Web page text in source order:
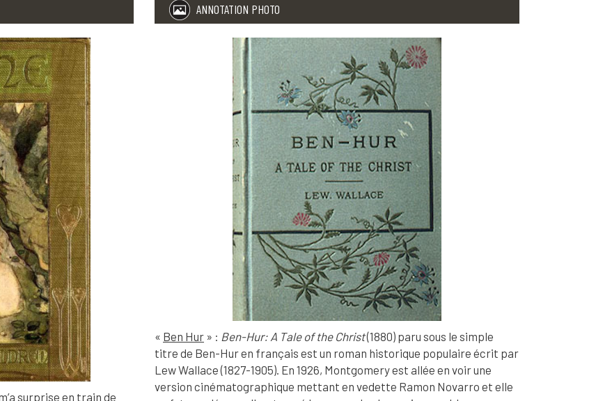
surprise en train de
ANNOTATION PHOTO
« Ben Hur » : Ben-Hur: A Tale of the Christ(1880) paru sous le simple
titre de Ben-Hur en français est un roman historique populaire écrit par
Lew Wallace (1827-1905). En 1926, Montgomery est allée en voir une
version cinématographique mettant en vedette Ramon Novarro et elle